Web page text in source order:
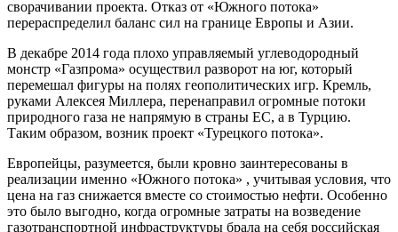
сворачивании проекта. Отказ от «Южного потока»
перераспределил баланс сил на границе Европы и Азии.
В декабре 2014 года плохо управляемый углеводородный
монстр «Газпрома» осуществил разворот на юг, который
перемешал фигуры на полях геополитических игр. Кремль,
руками Алексея Миллера, перенаправил огромные потоки
природного газа не напрямую в страны ЕС, а в Турцию.
Таким образом, возник проект «Турецкого потока».
Европейцы, разумеется, были кровно заинтересованы в
реализации именно «Южного потока» , учитывая условия, что
цена на газ снижается вместе со стоимостью нефти. Особенно
это было выгодно, когда огромные затраты на возведение
газотранспортной инфраструктуры брала на себя российская